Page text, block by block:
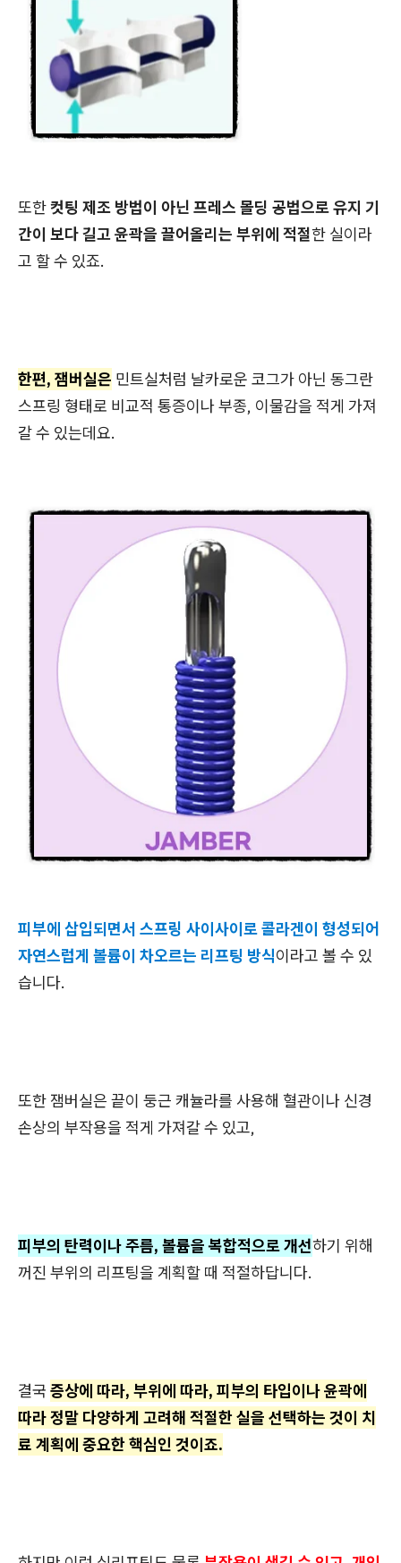
또한컷팅 제조 방법이 아닌 프레스 몰딩 공법으로 유지 기
간이 보다 길고 윤곽을 끌어올리는 부위에 적절한 실이라
고 할 수 있죠.
한편, 잼버실은 민트실처럼 날카로운 코그가 아닌 동그란
스프링 형태로 비교적 통증이나 부종, 이물감을 적게 가져
갈 수 있는데요.
피부에 삽입되면서 스프링 사이사이로 콜라겐이 형성되어
자연스럽게 볼륨이 차오르는 리프팅 방식이라고 볼 수 있
습니다.
또한 잼버실은 끝이 둥근 캐뉼라를 사용해 혈관이나 신경
손상의 부작용을 적게 가져갈 수 있고,
피부의 탄력이나 주름, 볼륨을 복합적으로 개선하기 위해
꺼진 부위의 리프팅을 계획할 때 적절하답니다.
결국 증상에 따라, 부위에 따라, 피부의 타입이나 윤곽에
따라 정말 다양하게 고려해 적절한 실을 선택하는 것이 치
료 계획에 중요한 핵심인 것이죠.